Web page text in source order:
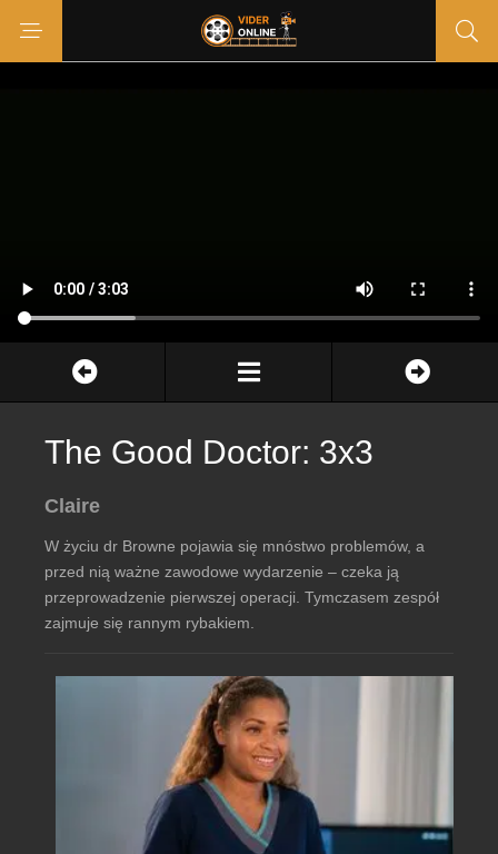
The Good Doctor: 3x3
Claire
W życiu dr Browne pojawia się mnóstwo problemów, a
przed nią ważne zawodowe wydarzenie – czeka ją
przeprowadzenie pierwszej operacji. Tymczasem zespół
zajmuje się rannym rybakiem.